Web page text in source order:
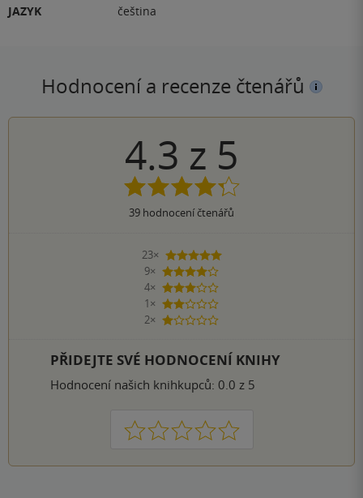
JAZYK
čeština
Hodnocení a recenze čtenářů
4.3 z 5
39 hodnocení čtenářů
23×
5 hvězdiček
9×
4 hvězdičky
4×
3 hvězdičky
1×
2 hvězdičky
2×
1 hvezdička
PŘIDEJTE SVÉ HODNOCENÍ KNIHY
Hodnocení našich knihkupců: 0.0 z 5
1 2 3 4 5